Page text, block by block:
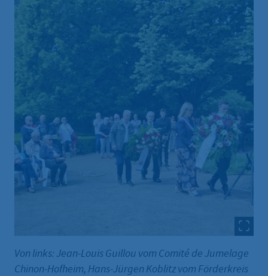
Von links: Jean-Louis Guillou vom Comité de Jumelage
Chinon-Hofheim, Hans-Jürgen Koblitz vom Förderkreis